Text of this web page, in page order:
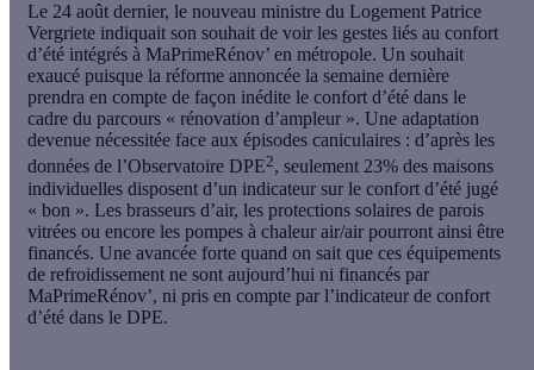
Le 24 août dernier, le nouveau ministre du Logement Patrice
Vergriete indiquait son souhait de voir les gestes liés au confort
d’été intégrés à MaPrimeRénov’ en métropole. Un souhait
exaucé puisque la réforme annoncée la semaine dernière
prendra en compte de façon inédite le confort d’été dans le
cadre du parcours « rénovation d’ampleur ». Une adaptation
devenue nécessitée face aux épisodes caniculaires : d’après les
données de l’Observatoire DPE2, seulement 23% des maisons
individuelles disposent d’un indicateur sur le confort d’été jugé
« bon ». Les brasseurs d’air, les protections solaires de parois
vitrées ou encore les pompes à chaleur air/air pourront ainsi être
financés. Une avancée forte quand on sait que ces équipements
de refroidissement ne sont aujourd’hui ni financés par
MaPrimeRénov’, ni pris en compte par l’indicateur de confort
d’été dans le DPE.